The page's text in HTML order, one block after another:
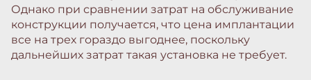
Однако при сравнении затрат на обслуживание
конструкции получается, что цена имплантации
все на трех гораздо выгоднее, поскольку
дальнейших затрат такая установка не требует.